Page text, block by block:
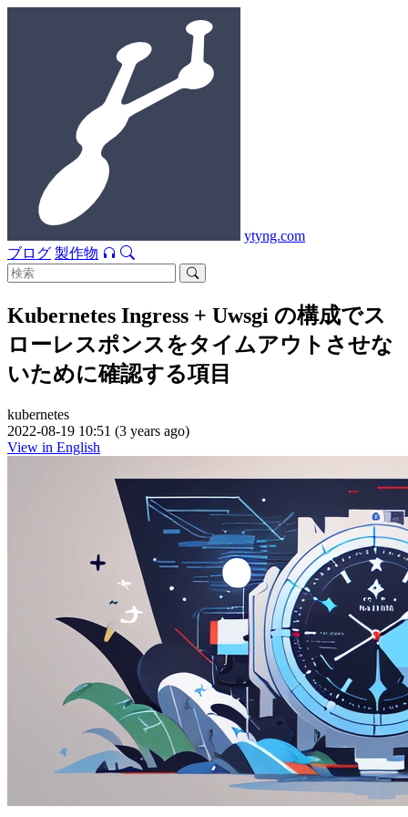
ytyng.com
ブログ 製作物
Kubernetes Ingress + Uwsgi の構成でス
ローレスポンスをタイムアウトさせな
いために確認する項目
kubernetes
2022-08-19 10:51 (3 years ago)
View in English